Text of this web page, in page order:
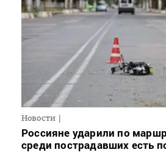
Новости
Россияне ударили по
среди пострадавших есть